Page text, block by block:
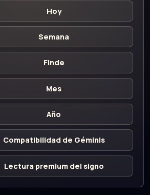
Hoy
Semana
Finde
Mes
Año
Compatibilidad de Géminis
Lectura premium del signo